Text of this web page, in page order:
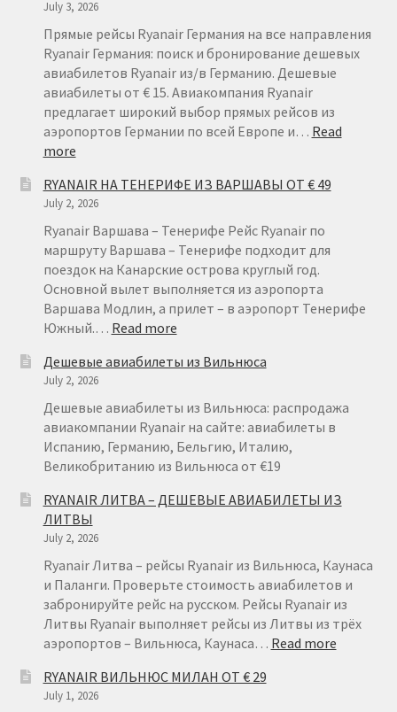
July 3, 2026
Прямые рейсы Ryanair Германия на все направления
Ryanair Германия: поиск и бронирование дешевых
авиабилетов Ryanair из/в Германию. Дешевые
авиабилеты от € 15. Авиакомпания Ryanair
предлагает широкий выбор прямых рейсов из
аэропортов Германии по всей Европе и… Read
more:
ГЕРМАНИЯ
ОТ
€
15
RYANAIR НА ТЕНЕРИФЕ ИЗ ВАРШАВЫ ОТ € 49
July 2, 2026
Ryanair Варшава – Тенерифе Рейс Ryanair по
маршруту Варшава – Тенерифе подходит для
поездок на Канарские острова круглый год.
Основной вылет выполняется из аэропорта
Варшава Модлин, а прилет – в аэропорт Тенерифе
Южный.… Read more:
НА
ИЗ
ВАРШАВЫ
ОТ
€
Дешевые авиабилеты из Вильнюса
July 2, 2026
Дешевые авиабилеты из Вильнюса: распродажа
авиакомпании Ryanair на сайте: авиабилеты в
Испанию, Германию, Бельгию, Италию,
Великобританию из Вильнюса от €19
RYANAIR ЛИТВА – ДЕШЕВЫЕ АВИАБИЛЕТЫ ИЗ
ЛИТВЫ
July 2, 2026
Ryanair Литва – рейсы Ryanair из Вильнюса, Каунаса
и Паланги. Проверьте стоимость авиабилетов и
забронируйте рейс на русском. Рейсы Ryanair из
Литвы Ryanair выполняет рейсы из Литвы из трёх
аэропортов – Вильнюса, Каунаса… Read more:
RYANAIR ВИЛЬНЮС МИЛАН ОТ € 29
July 1, 2026